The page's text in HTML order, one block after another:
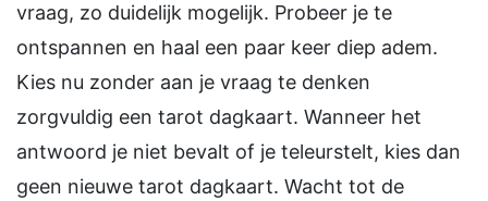
vraag, zo duidelijk mogelijk. Probeer je te
ontspannen en haal een paar keer diep adem.
Kies nu zonder aan je vraag te denken
zorgvuldig een tarot dagkaart. Wanneer het
antwoord je niet bevalt of je teleurstelt, kies dan
geen nieuwe tarot dagkaart. Wacht tot de